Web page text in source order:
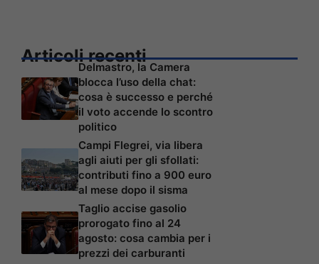
Articoli recenti
Delmastro, la Camera
blocca l’uso della chat:
cosa è successo e perché
il voto accende lo scontro
politico
Campi Flegrei, via libera
agli aiuti per gli sfollati:
contributi fino a 900 euro
al mese dopo il sisma
Taglio accise gasolio
prorogato fino al 24
agosto: cosa cambia per i
prezzi dei carburanti